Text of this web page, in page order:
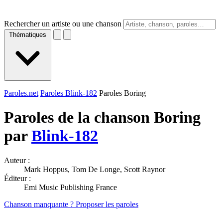
Rechercher un artiste ou une chanson
Thématiques
Paroles.net Paroles Blink-182 Paroles Boring
Paroles de la chanson Boring
parBlink-182
Auteur :
Mark Hoppus, Tom De Longe, Scott Raynor
Éditeur :
Emi Music Publishing France
Chanson manquante ? Proposer les paroles